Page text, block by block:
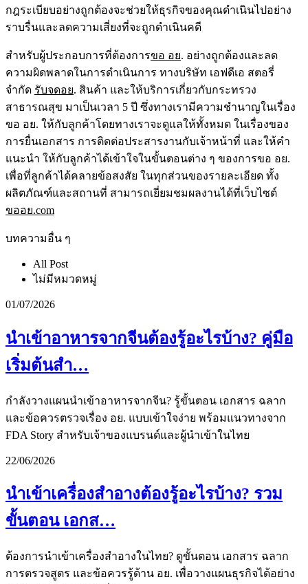
กฎระเบียบอย่างถูกต้องจะช่วยให้ธุรกิจของคุณดำเนินไปอย่าง
ราบรื่นและลดความเสี่ยงที่จะถูกดำเนินคดี
สำหรับผู้ประกอบการที่ต้องการขอ อย. อย่างถูกต้องและลด
ความผิดพลาดในการดำเนินการ ทางบริษัท เอฟดีเอ สตอรี่
จำกัด รับจดอย. สินค้า และให้บริการเกี่ยวกับกระทรวง
สาธารณสุข มาเป็นเวลา 5 ปี ซึ่งทางเรามีความชำนาญในเรื่อง
ขอ อย. ให้กับลูกค้าโดยทางเราจะดูแลให้ทั้งหมด ในเรื่องของ
การยื่นเอกสาร การติดต่อประสารงานกับเจ้าหน้าที่ และให้คำ
แนะนำ ให้กับลูกค้าได้เข้าใจในขั้นตอนต่าง ๆ ของการขอ อย.
เพื่อที่ลูกค้าได้คลายข้อสงสัย ในทุกส่วนของรายละเอียด ทั้ง
ผลิตภัณฑ์และสถานที่ สามารถเยี่ยมชมผลงานได้ที่เว็บไซต์
ขออย.com
บทความอื่น ๆ
All Post
ไม่มีหมวดหมู่
01/07/2026
นำเข้าอาหารจากจีนต้องรู้อะไรบ้าง? คู่มือ
เริ่มต้นสำ…
กำลังวางแผนนำเข้าอาหารจากจีน? รู้ขั้นตอน เอกสาร ฉลาก
และข้อควรตรวจเรื่อง อย. แบบเข้าใจง่าย พร้อมแนวทางจาก
FDA Story สำหรับเจ้าของแบรนด์และผู้นำเข้าในไทย
22/06/2026
นำเข้าเครื่องสำอางต้องรู้อะไรบ้าง? รวม
ขั้นตอน เอกส…
ต้องการนำเข้าเครื่องสำอางในไทย? ดูขั้นตอน เอกสาร ฉลาก
การตรวจสูตร และข้อควรรู้ด้าน อย. เพื่อวางแผนธุรกิจได้อย่าง